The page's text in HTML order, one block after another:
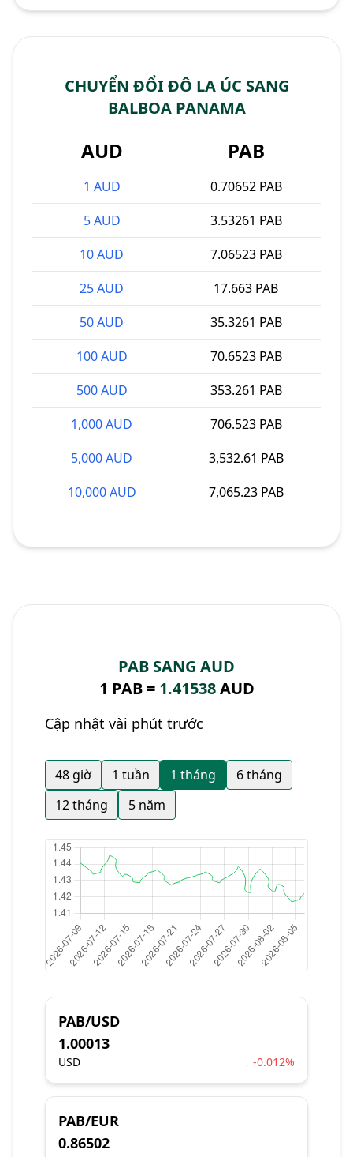
CHUYỂN ĐỔI ĐÔ LA ÚC SANG
BALBOA PANAMA
AUD PAB
1 AUD
0.70652 PAB
5 AUD
3.53261 PAB
10 AUD
7.06523 PAB
25 AUD
17.663 PAB
50 AUD
35.3261 PAB
100 AUD
70.6523 PAB
500 AUD
353.261 PAB
1,000 AUD
706.523 PAB
5,000 AUD
3,532.61 PAB
10,000 AUD
7,065.23 PAB
PAB SANG AUD
1 PAB = 1.41538AUD
Cập nhật vài phút trước
48 giờ 1 tuần 1 tháng
6 tháng
12 tháng
5 năm
PAB/USD
1.00013
USD ↓ -0.012%
PAB/EUR
0.86502